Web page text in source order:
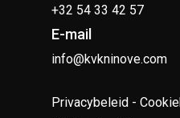
+32 54 33 42 57
E-mail
info@kvkninove.com
Privacybeleid -